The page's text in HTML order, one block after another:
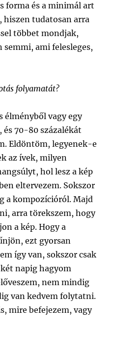
forma és a minimál art
hiszen tudatosan arra
többet mondjak,
semmi, ami felesleges,
folyamatát?
élményből vagy egy
70-80 százalékát
Eldöntöm, legyenek-e
az ívek, milyen
hol lesz a kép
eltervezem. Sokszor
a kompozícióról. Majd
arra törekszem, hogy
a kép. Hogy a
ezt gyorsan
így van, sokszor csak
napig hagyom
nem mindig
van kedvem folytatni.
mire befejezem, vagy